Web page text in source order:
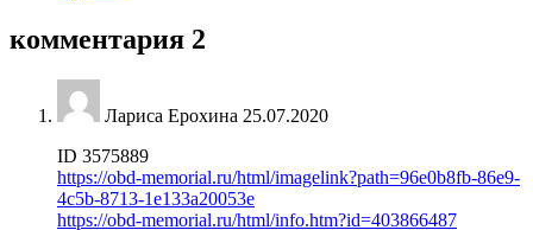
комментария 2
Лариса Ерохина 25.07.2020
ID 3575889
https://obd-memorial.ru/html/imagelink?path=96e0b8fb-86e9-
4c5b-8713-1e133a20053e
https://obd-memorial.ru/html/info.htm?id=403866487